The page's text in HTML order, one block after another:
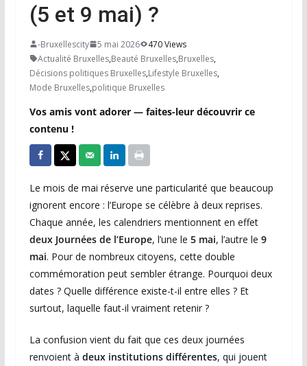
(5 et 9 mai) ?
-Bruxellescity 5 mai 2026
470 Views
Actualité Bruxelles,Beauté Bruxelles,Bruxelles,
Décisions politiques Bruxelles,Lifestyle Bruxelles,
Mode Bruxelles,politique Bruxelles
Vos amis vont adorer — faites-leur découvrir ce
contenu !
Le mois de mai réserve une particularité que beaucoup
ignorent encore : l’Europe se célèbre à deux reprises.
Chaque année, les calendriers mentionnent en effet
deux Journées de l’Europe, l’une le 5 mai, l’autre le 9
mai. Pour de nombreux citoyens, cette double
commémoration peut sembler étrange. Pourquoi deux
dates ? Quelle différence existe-t-il entre elles ? Et
surtout, laquelle faut-il vraiment retenir ?
La confusion vient du fait que ces deux journées
renvoient à deux institutions différentes, qui jouent